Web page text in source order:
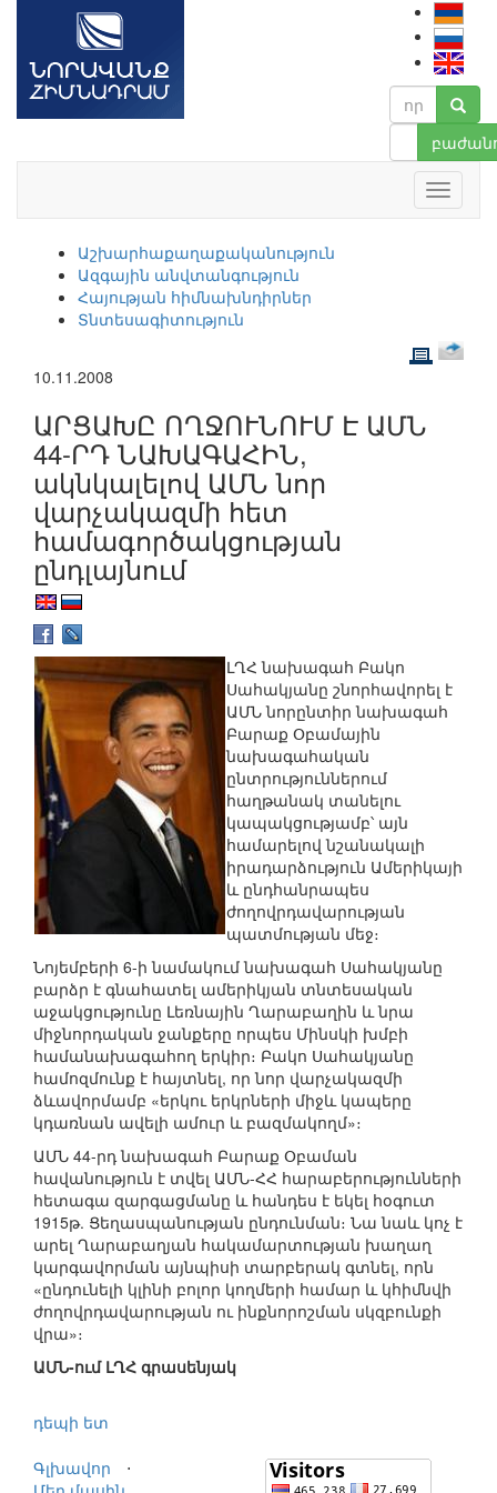
Աշխարհաքաղաքականություն
Ազգային անվտանգություն
Հայության հիմնախնդիրներ
Տնտեսագիտություն
10.11.2008
ԱՐՑԱԽԸ ՈՂՋՈՒՆՈՒՄ Է ԱՄՆ
44-ՐԴ ՆԱԽԱԳԱՀԻՆ,
ակնկալելով ԱՄՆ նոր
վարչակազմի հետ
համագործակցության
ընդլայնում
ԼՂՀ նախագահ Բակո
Սահակյանը շնորհավորել է
ԱՄՆ նորընտիր նախագահ
Բարաք Օբամային
նախագահական
ընտրություններում
հաղթանակ տանելու
կապակցությամբ՝ այն
համարելով նշանակալի
իրադարձություն Ամերիկայի
և ընդհանրապես
ժողովրդավարության
պատմության մեջ։
Նոյեմբերի 6-ի նամակում նախագահ Սահակյանը
բարձր է գնահատել ամերիկյան տնտեսական
աջակցությունը Լեռնային Ղարաբաղին և նրա
միջնորդական ջանքերը որպես Մինսկի խմբի
համանախագահող երկիր։ Բակո Սահակյանը
համոզմունք է հայտնել, որ նոր վարչակազմի
ձևավորմամբ «երկու երկրների միջև կապերը
կդառնան ավելի ամուր և բազմակողմ»։
ԱՄՆ 44-րդ նախագահ Բարաք Օբաման
հավանություն է տվել ԱՄՆ-ՀՀ հարաբերությունների
հետագա զարգացմանը և հանդես է եկել հօգուտ
1915թ. Ցեղասպանության ընդունման։ Նա նաև կոչ է
արել Ղարաբաղյան հակամարտության խաղաղ
կարգավորման այնպիսի տարբերակ գտնել, որն
«ընդունելի կլինի բոլոր կողմերի համար և կհիմնվի
ժողովրդավարության ու ինքնորոշման սկզբունքի
վրա»։
ԱՄՆ-ում ԼՂՀ գրասենյակ
դեպի ետ
Գլխավոր
⋅